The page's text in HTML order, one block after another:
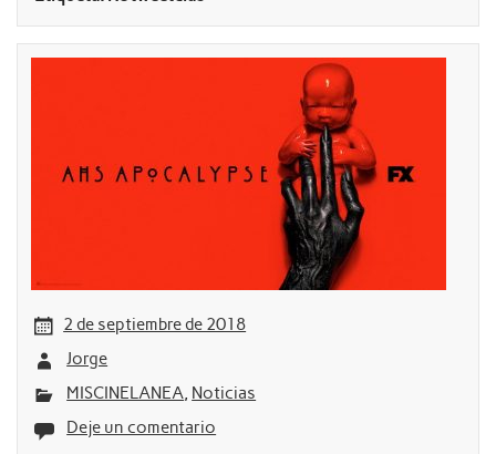
2 de septiembre de 2018
Jorge
MISCINELANEA, Noticias
Deje un comentario